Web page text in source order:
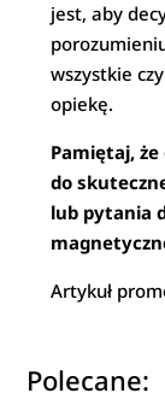
jest, aby
wszystkie
opiekę.
Pamiętaj,
do
lub pytania
Artykuł
Polecane: